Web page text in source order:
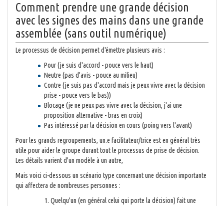
Comment prendre une grande décision
avec les signes des mains dans une grande
assemblée (sans outil numérique)
Le processus de décision permet d'émettre plusieurs avis :
Pour (je suis d'accord - pouce vers le haut)
Neutre (pas d'avis - pouce au milieu)
Contre (je suis pas d'accord mais je peux vivre avec la décision
prise - pouce vers le bas))
Blocage (je ne peux pas vivre avec la décision, j'ai une
proposition alternative - bras en croix)
Pas intéressé par la décision en cours (poing vers l'avant)
Pour les grands regroupements, un.e facilitateur/trice est en général très
utile pour aider le groupe durant tout le processus de prise de décision.
Les détails varient d'un modèle à un autre,
Mais voici ci-dessous un scénario type concernant une décision importante
qui affectera de nombreuses personnes :
Quelqu'un (en général celui qui porte la décision) fait une